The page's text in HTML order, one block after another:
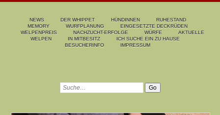
NEWS DER WHIPPET HÜNDINNEN
RUHESTAND
MEMORY
WURFPLANUNG
EINGESETZTE DECKRÜDEN
WELPENPREIS
NACHZUCHT-ERFOLGE WÜRFE
AKTUELLE
WELPEN
IN MITBESITZ
ICH SUCHE EIN ZU HAUSE
BESUCHERINFO
IMPRESSUM